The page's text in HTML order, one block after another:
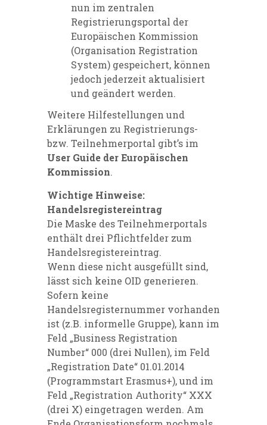
nun im zentralen
Registrierungsportal der
Europäischen Kommission
(Organisation Registration
System) gespeichert, können
jedoch jederzeit aktualisiert
und geändert werden.
Weitere Hilfestellungen und
Erklärungen zu Registrierungs-
bzw. Teilnehmerportal gibt’s im
User Guide der Europäischen
Kommission.
Wichtige Hinweise:
Handelsregistereintrag
Die Maske des Teilnehmerportals
enthält drei Pflichtfelder zum
Handelsregistereintrag.
Wenn diese nicht ausgefüllt sind,
lässt sich keine OID generieren.
Sofern keine
Handelsregisternummer vorhanden
ist (z.B. informelle Gruppe), kann im
Feld „Business Registration
Number“ 000 (drei Nullen), im Feld
„Registration Date“ 01.01.2014
(Programmstart Erasmus+), und im
Feld „Registration Authority“ XXX
(drei X) eingetragen werden. Am